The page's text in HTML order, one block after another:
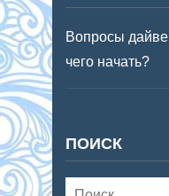
Вопросы
чего начать?
ПОИСК